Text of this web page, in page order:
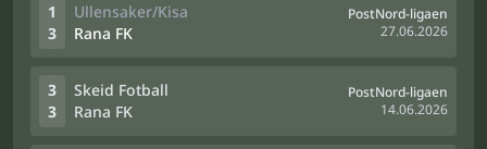
1
3
Ullensaker/Kisa
Rana FK
PostNord-ligaen
27.06.2026
3
3
Skeid Fotball
Rana FK
PostNord-ligaen
14.06.2026